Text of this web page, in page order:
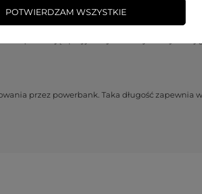
pozostając przyjemnym w dotyku. Wysokiej
przez powerbank. Taka długość zapewnia
POTWIERDZAM WSZYSTKIE